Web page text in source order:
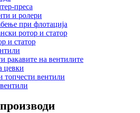
преса
и ролери
при флотација
ротор и статор
и статор
ракавите на вентилите
цевки
топчести вентили